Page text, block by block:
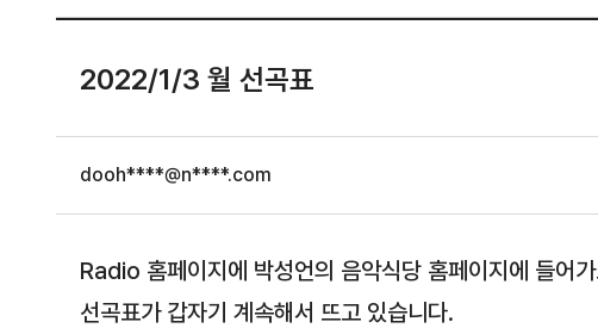
2022/1/3 월 선곡표
dooh****@n****.com
Radio 홈페이지에 박성언의 음악식당 홈페이지에 들어
선곡표가 갑자기 계속해서 뜨고 있습니다.